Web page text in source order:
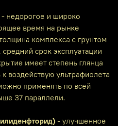
- недорогое и широко
время на рынке
комплекса с грунтом
срок эксплуатации
имеет степень глянца
воздействую ультрафиолета
применять по всей
37 параллели.
- улучшенное